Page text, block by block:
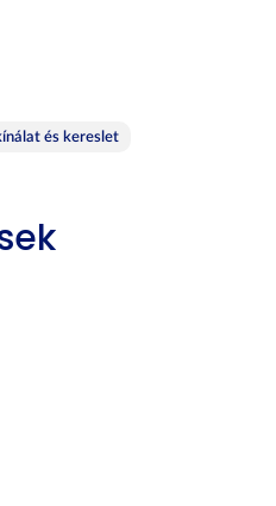
és kereslet